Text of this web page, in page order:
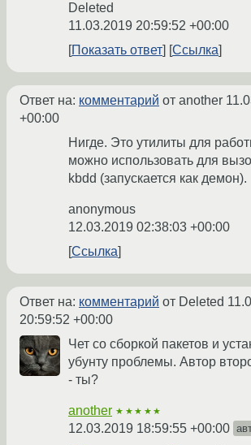
Deleted
11.03.2019 20:59:52 +00:00
Показать ответ
Ссылка
Ответ на: комментарий от another
+00:00
Нигде. Это утилиты для
можно использовать для
kbdd (запускается как демон).
anonymous
12.03.2019 02:38:03 +00:00
Ссылка
Ответ на: комментарий от Deleted
20:59:52 +00:00
Чет со сборкой пакетов и
убунту проблемы. Автор
- ты?
another ★★★★★
12.03.2019 18:59:55 +00:00